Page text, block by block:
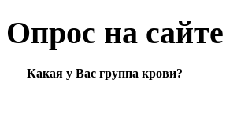
Опрос на сайте
Какая у Вас группа крови?